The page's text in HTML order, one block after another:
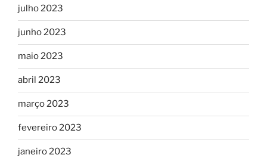
julho 2023
junho 2023
maio 2023
abril 2023
março 2023
fevereiro 2023
janeiro 2023